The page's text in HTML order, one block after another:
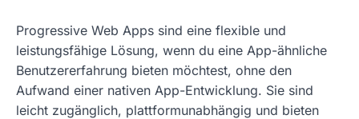
Progressive Web Apps sind eine flexible und
leistungsfähige Lösung, wenn du eine App-ähnliche
Benutzererfahrung bieten möchtest, ohne den
Aufwand einer nativen App-Entwicklung. Sie sind
leicht zugänglich, plattformunabhängig und bieten